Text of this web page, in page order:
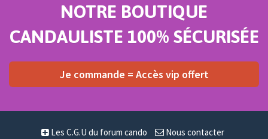
NOTRE BOUTIQUE
CANDAULISTE 100% SÉCURISÉE
Je commande = Accès vip offert
Les C.G.U du forum cando Nous contacter